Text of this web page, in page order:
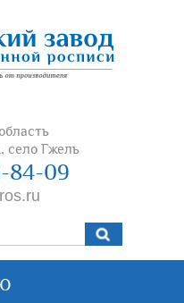
село Гжель
84-09